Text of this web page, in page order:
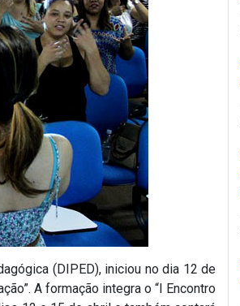
(DIPED), iniciou no dia 12 de
A formação integra o “I Encontro